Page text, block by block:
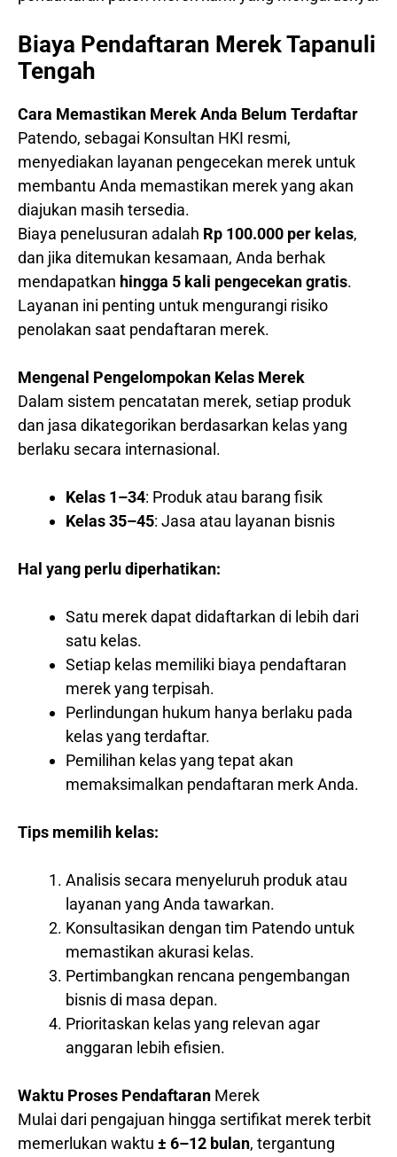
Biaya Pendaftaran Merek Tapanuli
Tengah
Cara Memastikan Merek Anda Belum Terdaftar
Patendo, sebagai Konsultan HKI resmi,
menyediakan layanan pengecekan merek untuk
membantu Anda memastikan merek yang akan
diajukan masih tersedia.
Biaya penelusuran adalah Rp 100.000 per kelas,
dan jika ditemukan kesamaan, Anda berhak
mendapatkan hingga 5 kali pengecekan gratis.
Layanan ini penting untuk mengurangi risiko
penolakan saat pendaftaran merek.
Mengenal Pengelompokan Kelas Merek
Dalam sistem pencatatan merek, setiap produk
dan jasa dikategorikan berdasarkan kelas yang
berlaku secara internasional.
Kelas 1–34: Produk atau barang fisik
Kelas 35–45: Jasa atau layanan bisnis
Hal yang perlu diperhatikan:
Satu merek dapat didaftarkan di lebih dari
satu kelas.
Setiap kelas memiliki biaya pendaftaran
merek yang terpisah.
Perlindungan hukum hanya berlaku pada
kelas yang terdaftar.
Pemilihan kelas yang tepat akan
memaksimalkan pendaftaran merk Anda.
Tips memilih kelas:
Analisis secara menyeluruh produk atau
layanan yang Anda tawarkan.
Konsultasikan dengan tim Patendo untuk
memastikan akurasi kelas.
Pertimbangkan rencana pengembangan
bisnis di masa depan.
Prioritaskan kelas yang relevan agar
anggaran lebih efisien.
Waktu Proses Pendaftaran Merek
Mulai dari pengajuan hingga sertifikat merek terbit
memerlukan waktu ± 6–12 bulan, tergantung